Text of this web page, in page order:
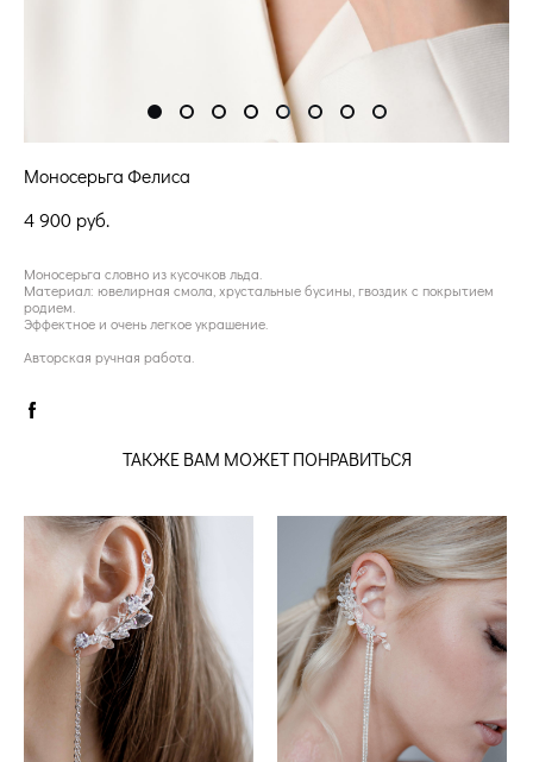
Моносерьга Фелиса
4 900 pуб.
Моносерьга словно из кусочков льда.
Материал: ювелирная смола, хрустальные бусины, гвоздик с покрытием
родием.
Эффектное и очень легкое украшение.
Авторская ручная работа.
ТАКЖЕ ВАМ МОЖЕТ ПОНРАВИТЬСЯ